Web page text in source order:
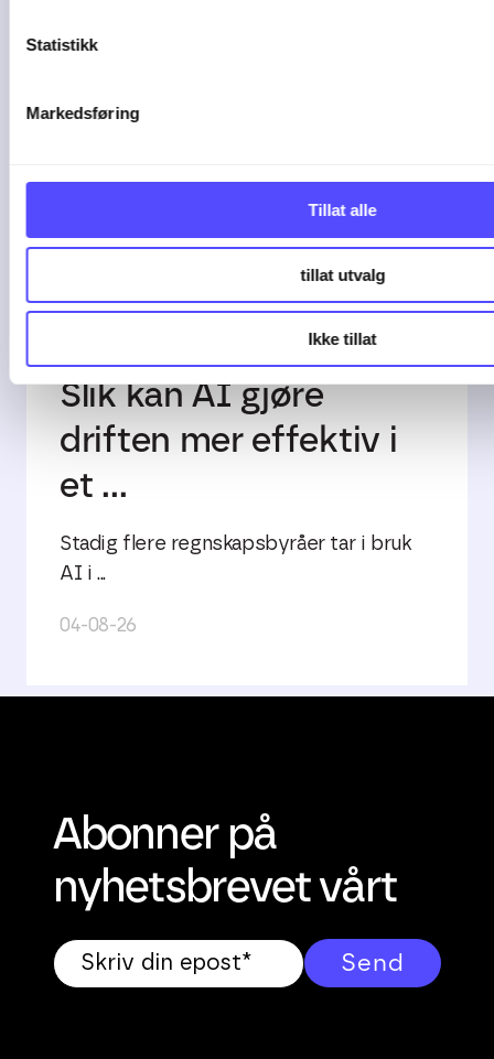
Statistikk
Markedsføring
Tillat alle
tillat utvalg
Ikke tillat
2 min lesetid
Slik kan AI gjøre
driften mer effektiv i
et ...
Stadig flere regnskapsbyråer tar i bruk
AI i ...
04-08-26
Abonner på
nyhetsbrevet vårt